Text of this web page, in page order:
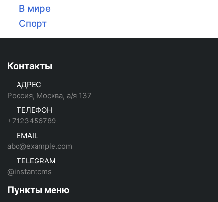
В мире
Спорт
Контакты
АДРЕС
Россия, Москва, а/я 137
ТЕЛЕФОН
+7123456789
EMAIL
abc@example.com
TELEGRAM
@instantcms
Пункты меню